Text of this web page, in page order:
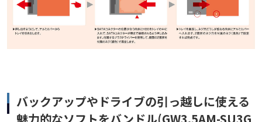
バックアップやドライブの引っ越しに使える